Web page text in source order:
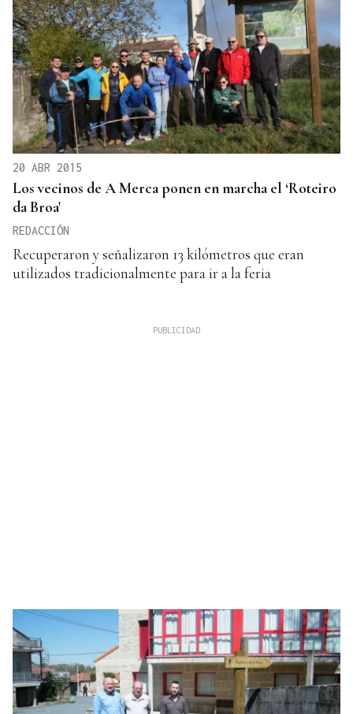
20 ABR 2015
Los vecinos de A Merca ponen en marcha el ‘Roteiro
da Broa'
REDACCIÓN
Recuperaron y señalizaron 13 kilómetros que eran
utilizados tradicionalmente para ir a la feria